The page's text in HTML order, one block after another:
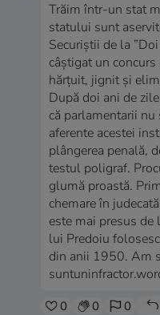
Trăim într-un stat
statului sunt
Securiștii de la
câștigat un
hărțuit, jignit și
După doi ani de
că parlamentarii
aferente acestei
plângerea penală,
testul poligraf.
glumă proastă.
chemare în
este mai presus
lui Predoiu
din anii 1950. Am
0 0 0